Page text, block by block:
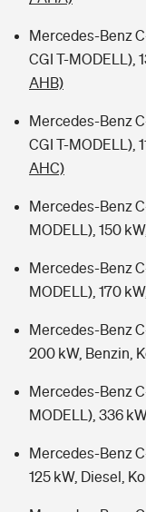
Mercedes-Benz
CGI T-MODELL),
AHB)
Mercedes-Benz
CGI T-MODELL),
AHC)
Mercedes-Benz
MODELL), 150
Mercedes-Benz
MODELL), 170
Mercedes-Benz
200 kW, Benzin,
Mercedes-Benz
MODELL), 336
Mercedes-Benz
125 kW, Diesel,